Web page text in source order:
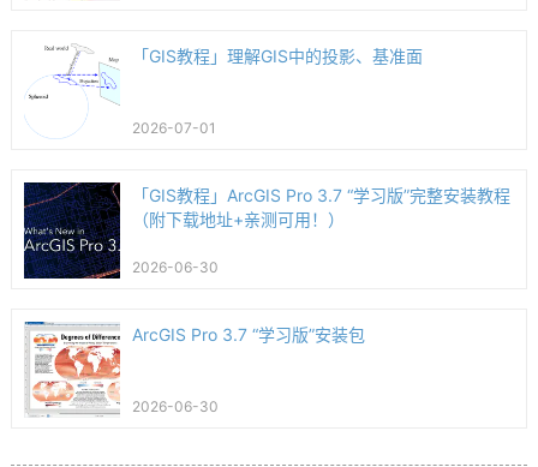
「GIS教程」理解GIS中的投影、基准面
2026-07-01
「GIS教程」ArcGIS Pro 3.7 “学习版”完整安装教程
（附下载地址+亲测可用！）
2026-06-30
ArcGIS Pro 3.7 “学习版”安装包
2026-06-30